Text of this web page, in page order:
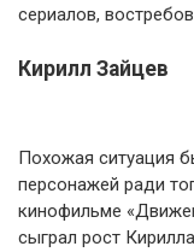
сериалов,
Кирилл Зайцев
Похожая ситуация
персонажей ради
кинофильме
сыграл рост